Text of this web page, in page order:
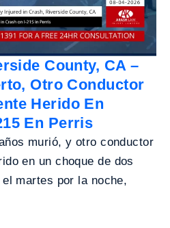
County, CA –
Otro Conductor
Herido En
En Perris
murió, y otro conductor
en un choque de dos
martes por la noche,